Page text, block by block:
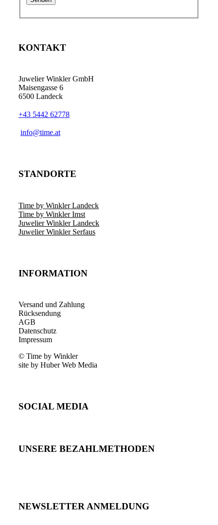
KONTAKT
Juwelier Winkler GmbH
Maisengasse 6
6500 Landeck
+43 5442 62778
info@time.at
STANDORTE
Time by Winkler Landeck
Time by Winkler Imst
Juwelier Winkler Landeck
Juwelier Winkler Serfaus
INFORMATION
Versand und Zahlung
Rücksendung
AGB
Datenschutz
Impressum
© Time by Winkler
site by Huber Web Media
SOCIAL MEDIA
UNSERE BEZAHLMETHODEN
NEWSLETTER ANMELDUNG